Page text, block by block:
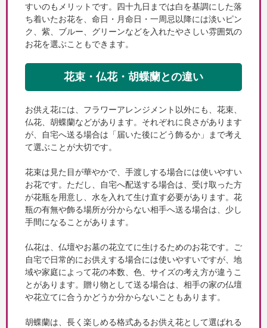
すいのもメリットです。四十九日までは白を基調にした落
ち着いたお花を、命日・月命日・一周忌以降には淡いピン
ク、紫、ブルー、グリーンなどを入れたやさしい雰囲気の
お花を選ぶこともできます。
花束・仏花・胡蝶蘭との違い
お供え花には、フラワーアレンジメント以外にも、花束、
仏花、胡蝶蘭などがあります。それぞれに良さがあります
が、自宅へ送る場合は「届いた後にどう飾るか」まで考え
て選ぶことが大切です。
花束は見た目が華やかで、手渡しする場合には使いやすい
お花です。ただし、自宅へ配送する場合は、受け取った方
が花瓶を用意し、水を入れて生け直す必要があります。花
瓶の有無や飾る場所が分からない相手へ送る場合は、少し
手間になることがあります。
仏花は、仏壇やお墓の花立てに生けるためのお花です。ご
自宅で日常的にお供えする場合には使いやすいですが、地
域や家庭によって花の本数、色、サイズの考え方が違うこ
とがあります。贈り物として送る場合は、相手の家の仏壇
や花立てに合うかどうか分からないこともあります。
胡蝶蘭は、長く楽しめる格式あるお供え花として選ばれる